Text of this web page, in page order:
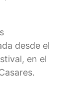
desde el
en el